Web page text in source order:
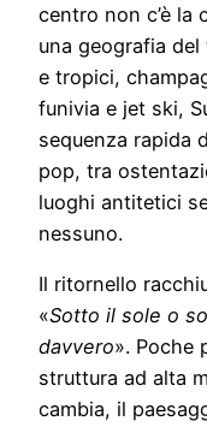
centro non c’è la
una geografia
e tropici,
funivia e jet ski,
sequenza rapida
pop, tra
luoghi antitetici
nessuno.
Il ritornello
«Sotto il sole o
davvero». Poche
struttura ad alta
cambia, il